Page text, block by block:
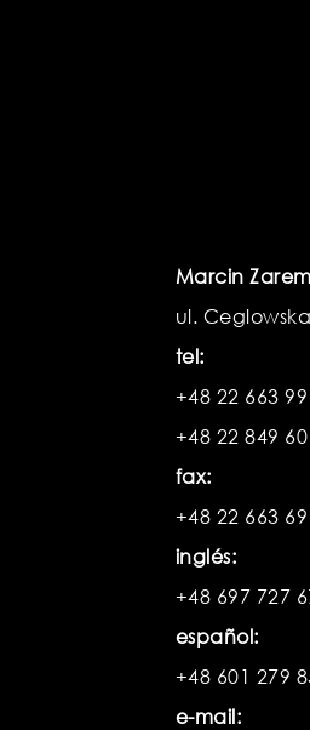
Marcin
ul.
tel:
+48 22 663
+48 22 849
fax:
+48 22 663
inglés:
+48 697 727
español:
+48 601 279
e-mail: